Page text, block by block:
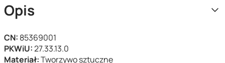
Opis
CN: 85369001
PKWiU:27.33.13.0
Materiał:Tworzywo sztuczne